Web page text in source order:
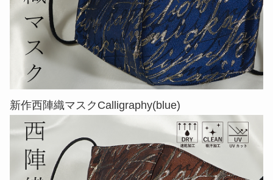
新作西陣織マスクCalligraphy(blue)